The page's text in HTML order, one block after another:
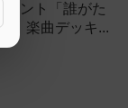
ベント「誰がた
。楽曲デッキ...